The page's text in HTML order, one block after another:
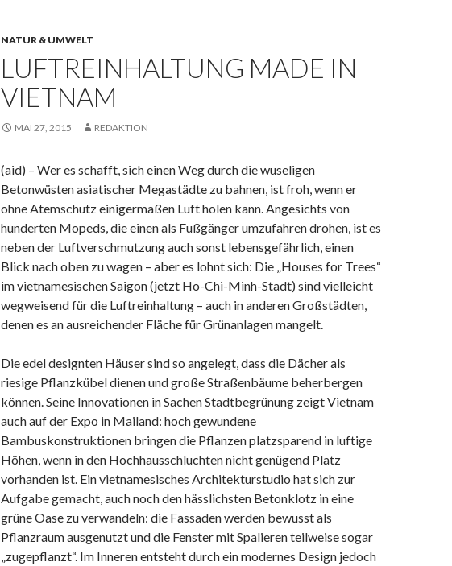
NATUR & UMWELT
LUFTREINHALTUNG MADE IN
VIETNAM
MAI 27, 2015 REDAKTION
(aid) – Wer es schafft, sich einen Weg durch die wuseligen
Betonwüsten asiatischer Megastädte zu bahnen, ist froh, wenn er
ohne Atemschutz einigermaßen Luft holen kann. Angesichts von
hunderten Mopeds, die einen als Fußgänger umzufahren drohen, ist es
neben der Luftverschmutzung auch sonst lebensgefährlich, einen
Blick nach oben zu wagen – aber es lohnt sich: Die „Houses for Trees“
im vietnamesischen Saigon (jetzt Ho-Chi-Minh-Stadt) sind vielleicht
wegweisend für die Luftreinhaltung – auch in anderen Großstädten,
denen es an ausreichender Fläche für Grünanlagen mangelt.
Die edel designten Häuser sind so angelegt, dass die Dächer als
riesige Pflanzkübel dienen und große Straßenbäume beherbergen
können. Seine Innovationen in Sachen Stadtbegrünung zeigt Vietnam
auch auf der Expo in Mailand: hoch gewundene
Bambuskonstruktionen bringen die Pflanzen platzsparend in luftige
Höhen, wenn in den Hochhausschluchten nicht genügend Platz
vorhanden ist. Ein vietnamesisches Architekturstudio hat sich zur
Aufgabe gemacht, auch noch den hässlichsten Betonklotz in eine
grüne Oase zu verwandeln: die Fassaden werden bewusst als
Pflanzraum ausgenutzt und die Fenster mit Spalieren teilweise sogar
„zugepflanzt“. Im Inneren entsteht durch ein modernes Design jedoch